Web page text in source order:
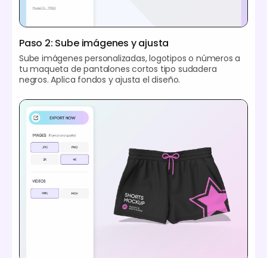
Paso 2: Sube imágenes y ajusta
Sube imágenes personalizadas, logotipos o números a
tu maqueta de pantalones cortos tipo sudadera
negros. Aplica fondos y ajusta el diseño.